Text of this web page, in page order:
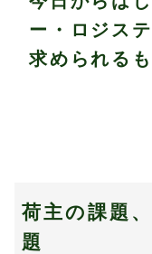
ー・ロジス
求められる
荷主の課題
題